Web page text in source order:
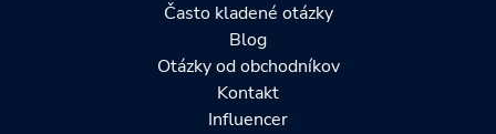
Často kladené otázky
Blog
Otázky od obchodníkov
Kontakt
Influencer